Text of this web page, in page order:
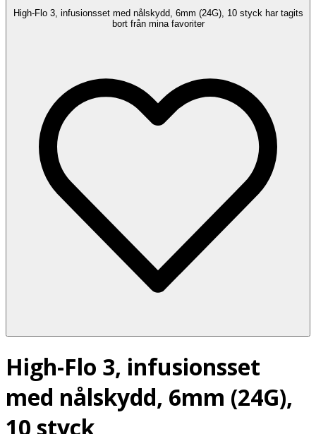
High-Flo 3, infusionsset med nålskydd, 6mm (24G), 10 styck har tagits
bort från mina favoriter
High-Flo 3, infusionsset
med nålskydd, 6mm (24G),
10 styck